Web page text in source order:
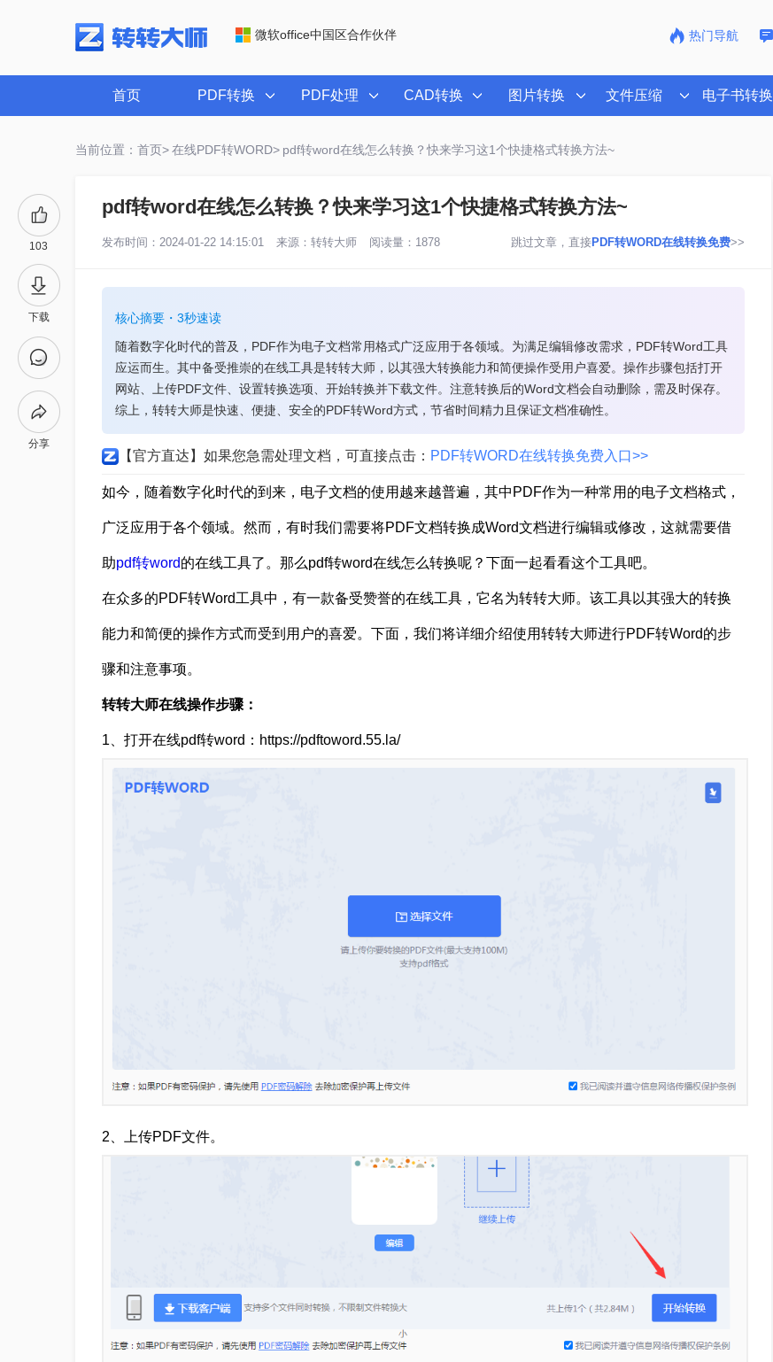
微软office中国区合作伙伴 热门导航
首页 PDF转换 PDF处理 CAD转换 图片转换 文件压缩 电子书转换
当前位置：首页> 在线PDF转WORD> pdf转word在线怎么转换？快来学习这1个快捷格式转换方法~
103
下载
分享
pdf转word在线怎么转换？快来学习这1个快捷格式转换方法~
发布时间：2024-01-22 14:15:01 来源： 转转大师 阅读量：1878 跳过文章，直接PDF转WORD在线转换免费>>
核心摘要・3秒速读
随着数字化时代的普及，PDF作为电子文档常用格式广泛应用于各领域。为满足编辑修改需求，PDF转Word工具
应运而生。其中备受推崇的在线工具是转转大师，以其强大转换能力和简便操作受用户喜爱。操作步骤包括打开
网站、上传PDF文件、设置转换选项、开始转换并下载文件。注意转换后的Word文档会自动删除，需及时保存。
综上，转转大师是快速、便捷、安全的PDF转Word方式，节省时间精力且保证文档准确性。
【官方直达】如果您急需处理文档，可直接点击： PDF转WORD在线转换免费入口>>
如今，随着数字化时代的到来，电子文档的使用越来越普遍，其中PDF作为一种常用的电子文档格式，
广泛应用于各个领域。然而，有时我们需要将PDF文档转换成Word文档进行编辑或修改，这就需要借
助pdf转word的在线工具了。那么pdf转word在线怎么转换呢？下面一起看看这个工具吧。
在众多的PDF转Word工具中，有一款备受赞誉的在线工具，它名为转转大师。该工具以其强大的转换
能力和简便的操作方式而受到用户的喜爱。下面，我们将详细介绍使用转转大师进行PDF转Word的步
骤和注意事项。
转转大师在线操作步骤：
1、打开在线pdf转word：https://pdftoword.55.la/
2、上传PDF文件。